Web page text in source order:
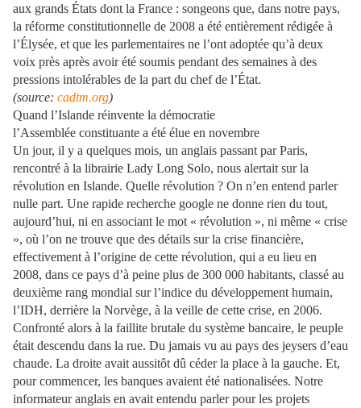
aux grands États dont la France : songeons que, dans notre pays,
la réforme constitutionnelle de 2008 a été entièrement rédigée à
l’Élysée, et que les parlementaires ne l’ont adoptée qu’à deux
voix près après avoir été soumis pendant des semaines à des
pressions intolérables de la part du chef de l’État.
(source: cadtm.org)
Quand l’Islande réinvente la démocratie
l’Assemblée constituante a été élue en novembre
Un jour, il y a quelques mois, un anglais passant par Paris,
rencontré à la librairie Lady Long Solo, nous alertait sur la
révolution en Islande. Quelle révolution ? On n’en entend parler
nulle part. Une rapide recherche google ne donne rien du tout,
aujourd’hui, ni en associant le mot « révolution », ni même « crise
», où l’on ne trouve que des détails sur la crise financière,
effectivement à l’origine de cette révolution, qui a eu lieu en
2008, dans ce pays d’à peine plus de 300 000 habitants, classé au
deuxième rang mondial sur l’indice du développement humain,
l’IDH, derrière la Norvège, à la veille de cette crise, en 2006.
Confronté alors à la faillite brutale du système bancaire, le peuple
était descendu dans la rue. Du jamais vu au pays des jeysers d’eau
chaude. La droite avait aussitôt dû céder la place à la gauche. Et,
pour commencer, les banques avaient été nationalisées. Notre
informateur anglais en avait entendu parler pour les projets